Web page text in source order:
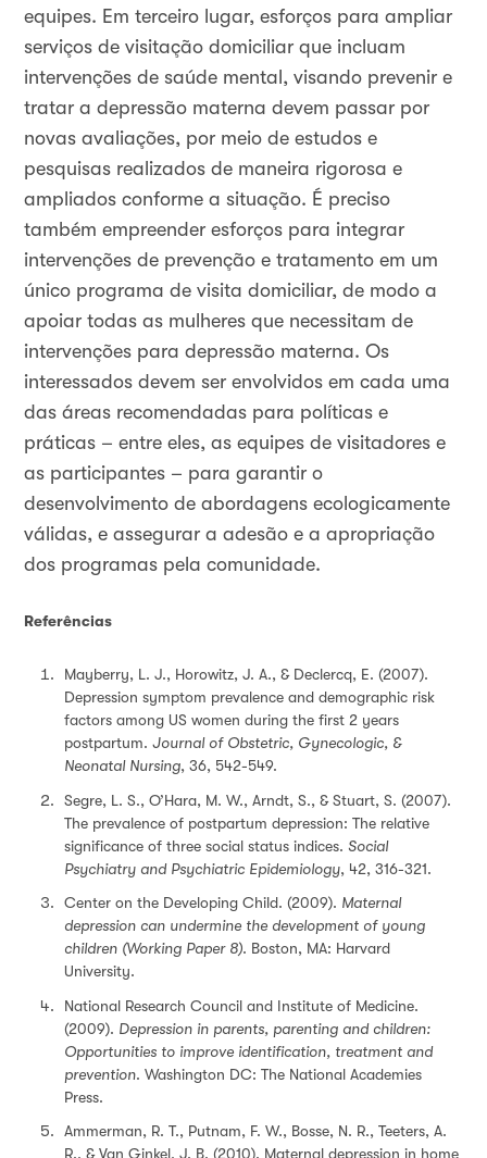
equipes. Em terceiro lugar, esforços para ampliar
serviços de visitação domiciliar que incluam
intervenções de saúde mental, visando prevenir e
tratar a depressão materna devem passar por
novas avaliações, por meio de estudos e
pesquisas realizados de maneira rigorosa e
ampliados conforme a situação. É preciso
também empreender esforços para integrar
intervenções de prevenção e tratamento em um
único programa de visita domiciliar, de modo a
apoiar todas as mulheres que necessitam de
intervenções para depressão materna. Os
interessados devem ser envolvidos em cada uma
das áreas recomendadas para políticas e
práticas – entre eles, as equipes de visitadores e
as participantes – para garantir o
desenvolvimento de abordagens ecologicamente
válidas, e assegurar a adesão e a apropriação
dos programas pela comunidade.
Referências
Mayberry, L. J., Horowitz, J. A., & Declercq, E. (2007).
Depression symptom prevalence and demographic risk
factors among US women during the first 2 years
postpartum. Journal of Obstetric, Gynecologic, &
Neonatal Nursing, 36, 542-549.
Segre, L. S., O’Hara, M. W., Arndt, S., & Stuart, S. (2007).
The prevalence of postpartum depression: The relative
significance of three social status indices. Social
Psychiatry and Psychiatric Epidemiology, 42, 316-321.
Center on the Developing Child. (2009). Maternal
depression can undermine the development of young
children (Working Paper 8). Boston, MA: Harvard
University.
National Research Council and Institute of Medicine.
(2009). Depression in parents, parenting and children:
Opportunities to improve identification, treatment and
prevention. Washington DC: The National Academies
Press.
Ammerman, R. T., Putnam, F. W., Bosse, N. R., Teeters, A.
R., & Van Ginkel, J. B. (2010). Maternal depression in home